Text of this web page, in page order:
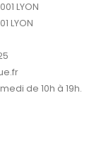
LYON
LYON
de 10h à 19h.